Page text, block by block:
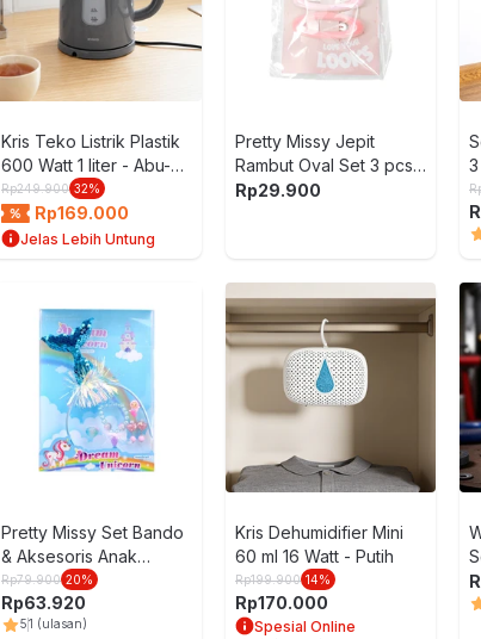
Kris Teko Listrik Plastik
600 Watt 1 liter - Abu-
Abu
Rp249.900 32%
Rp169.000
Jelas Lebih Untung
Pretty Missy Jepit
Rambut Oval Set 3 pcs -
Pink
Rp29.900
Pretty Missy Set Bando
& Aksesoris Anak
Mermaid - Biru
Rp79.900 20%
Rp63.920
51 (ulasan)
Kris Dehumidifier Mini
60 ml 16 Watt - Putih
Rp199.900 14%
Rp170.000
Spesial Online